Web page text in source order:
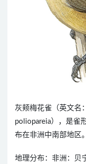
灰颊梅花雀（英文名
poliopareia），是雀
布在非洲中南部地区。
地理分布：非洲：贝